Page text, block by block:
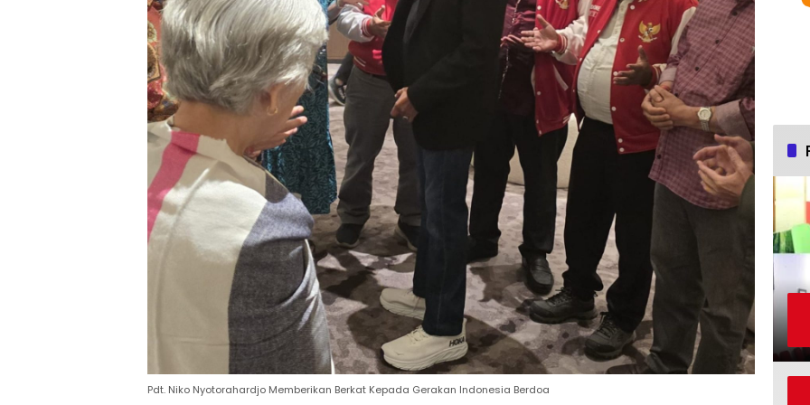
Pdt. Niko Nyotorahardjo Memberikan Berkat Kepada Gerakan Indonesia Berdoa